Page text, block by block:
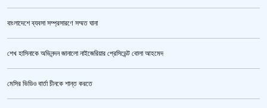
পুলিশ কোনো বিশেষ দলের বা গোষ্ঠীর লাঠিয়াল বাহিনী নয় : স্বরাষ্ট্রমন্ত্রী
বাংলাদেশে ব্যবসা সম্প্রসারণে সম্মত ঘানা
শেখ হাসিনাকে অভিনন্দন জানালো নাইজেরিয়ার প্রেসিডেন্ট বোলা আহমেদ
মেসির ভিডিও বার্তা চীনকে শান্ত করতে